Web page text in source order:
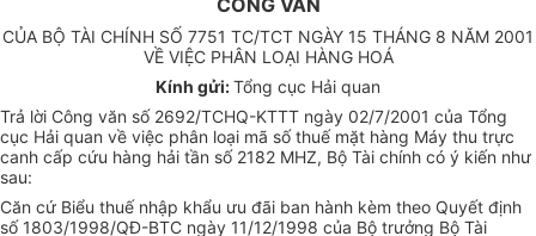
CÔNG VĂN
CỦA BỘ TÀI CHÍNH SỐ 7751 TC/TCT NGÀY 15 THÁNG 8 NĂM 2001
VỀ VIỆC PHÂN LOẠI HÀNG HOÁ
Kính gửi:Tổng cục Hải quan
Trả lời Công văn số 2692/TCHQ-KTTT ngày 02/7/2001 của Tổng
cục Hải quan về việc phân loại mã số thuế mặt hàng Máy thu trực
canh cấp cứu hàng hải tần số 2182 MHZ, Bộ Tài chính có ý kiến như
sau:
Căn cứ Biểu thuế nhập khẩu ưu đãi ban hành kèm theo Quyết định
số 1803/1998/QĐ-BTC ngày 11/12/1998 của Bộ trưởng Bộ Tài